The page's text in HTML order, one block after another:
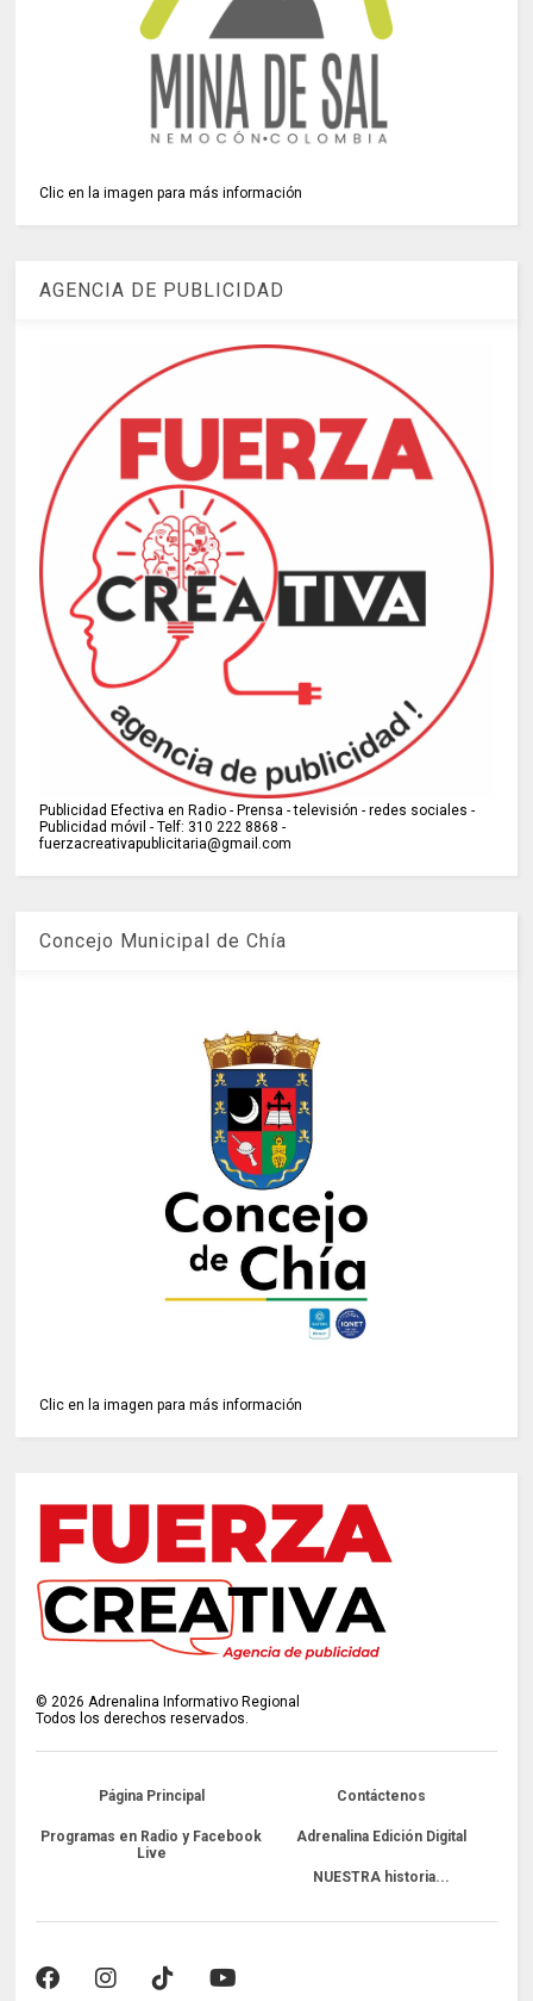
Clic en la imagen para más información
AGENCIA DE PUBLICIDAD
Publicidad Efectiva en Radio - Prensa - televisión - redes sociales -
Publicidad móvil - Telf: 310 222 8868 -
fuerzacreativapublicitaria@gmail.com
Concejo Municipal de Chía
Clic en la imagen para más información
©2026 Adrenalina Informativo Regional
Todos los derechos reservados.
Página Principal Contáctenos
Programas en Radio y Facebook
Live
Adrenalina Edición Digital
NUESTRA historia...